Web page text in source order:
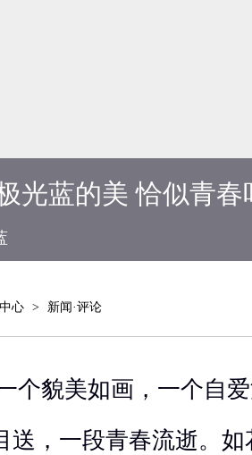
光蓝的美 恰似青春
心 > 新闻·评论
个貌美如画，一个自
送，一段青春流逝。